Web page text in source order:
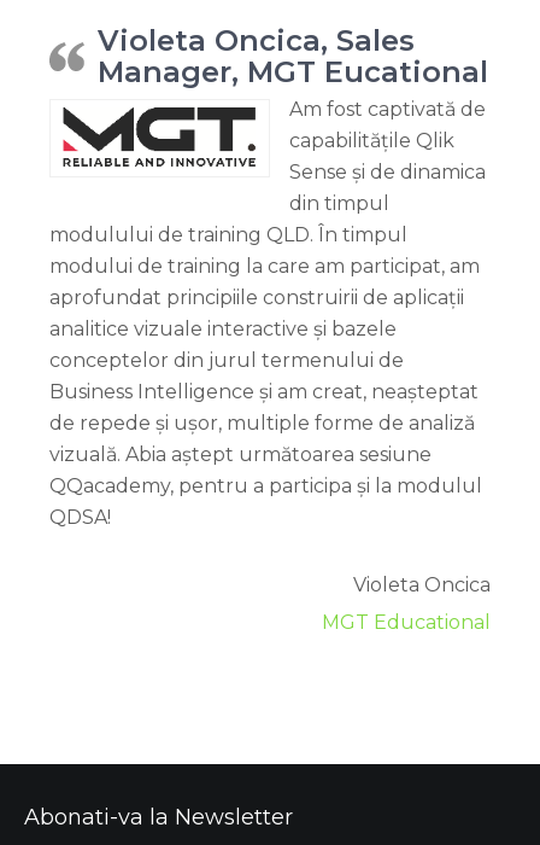
Violeta Oncica, Sales
Manager, MGT Eucational
Am fost captivată de
capabilitățile Qlik
Sense și de dinamica
din timpul
modulului de training QLD. În timpul
modului de training la care am participat, am
aprofundat principiile construirii de aplicații
analitice vizuale interactive și bazele
conceptelor din jurul termenului de
Business Intelligence și am creat, neașteptat
de repede și ușor, multiple forme de analiză
vizuală. Abia aștept următoarea sesiune
QQacademy, pentru a participa și la modulul
QDSA!
Violeta Oncica
MGT Educational
Abonati-va la Newsletter